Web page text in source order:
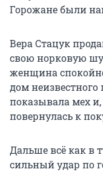
Горожане были
Вера Стацук
свою норковую
женщина
дом неизвестного
показывала мех и,
повернулась к
Дальше всё как в
сильный удар по